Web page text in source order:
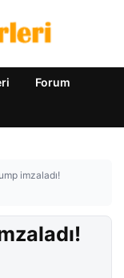
Forum
imzaladı!